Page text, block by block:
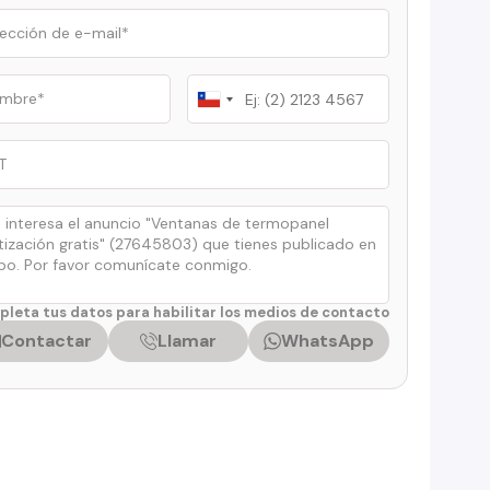
Chile
+56
tus datos para habilitar los medios de contacto
Contactar Llamar WhatsApp